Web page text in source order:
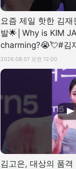
요즘 제일 핫한 김
발🌟│Why is KIM
charming?😭💘#김
청룡시리즈어워즈 #
2026.08.07 오전 12:00
김고은, 대상의 품